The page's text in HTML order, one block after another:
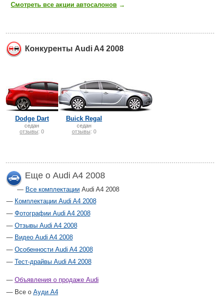
Смотреть все акции автосалонов →
Конкуренты Audi A4 2008
Dodge Dart
седан
отзывы: 0
Buick Regal
седан
отзывы: 0
Еще о Audi A4 2008
Все комплектации Audi A4 2008
Комплектации Audi A4 2008
Фотографии Audi A4 2008
Отзывы Audi A4 2008
Видео Audi A4 2008
Особенности Audi A4 2008
Тест-драйвы Audi A4 2008
Объявления о продаже Audi
Все о Ауди А4